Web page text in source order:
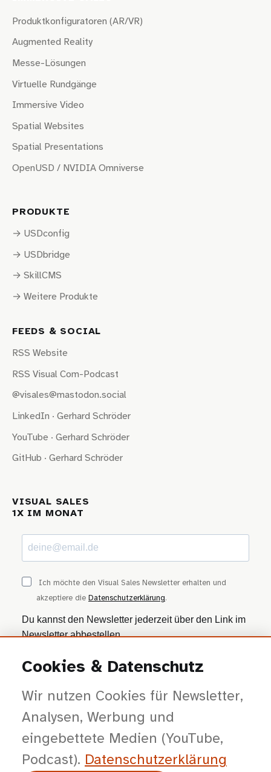
Produktkonfiguratoren (AR/VR)
Augmented Reality
Messe-Lösungen
Virtuelle Rundgänge
Immersive Video
Spatial Websites
Spatial Presentations
OpenUSD / NVIDIA Omniverse
PRODUKTE
→ USDconfig
→ USDbridge
→ SkillCMS
→ Weitere Produkte
FEEDS & SOCIAL
RSS Website
RSS Visual Com-Podcast
@visales@mastodon.social
LinkedIn · Gerhard Schröder
YouTube · Gerhard Schröder
GitHub · Gerhard Schröder
VISUAL SALES
1X IM MONAT
Ich möchte den Visual Sales Newsletter erhalten und
akzeptiere die Datenschutzerklärung.
Du kannst den Newsletter jederzeit über den Link im
Newsletter abbestellen.
ANMELDEN
Wir nutzen Brevo als Marketing-Plattform. Mit dem Absenden stimmst du zu, dass
deine Daten zur Bearbeitung an Brevo übertragen werden — gemäß der
Datenschutzerklärung von Brevo.
Cookies & Datenschutz
Wir nutzen Cookies für Newsletter,
Analysen, Werbung und
eingebettete Medien (YouTube,
Podcast). Datenschutz­erklärung